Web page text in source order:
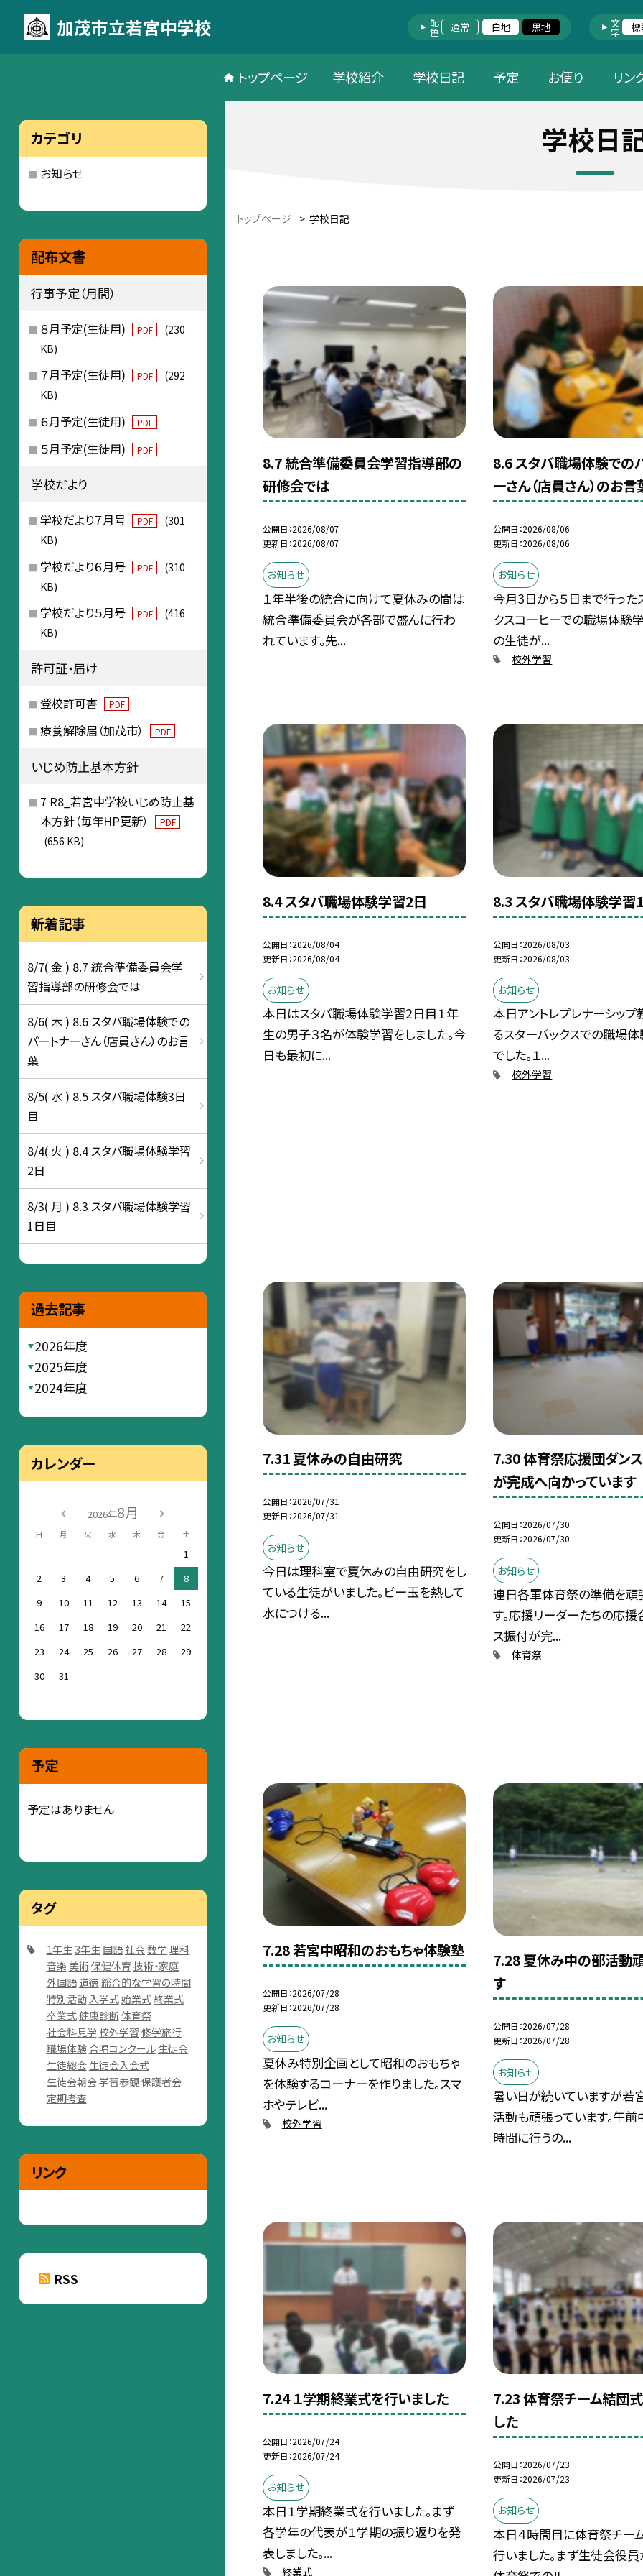
加茂市立若宮中学校 配色 通常 白地 黒地 文字
トップページ 学校紹介 学校日記 予定 お便り リン
学校日
トップページ > 学校日記
8.7 統合準備委員会学習指導部の
研修会では
公開日 2026/08/07
更新日 2026/08/07
お知らせ
１年半後の統合に向けて夏休みの間は
統合準備委員会が各部で盛んに行わ
れています。先...
8.6 スタバ職場体験での
ーさん（店員さん）のお言
公開日 2026/08/06
更新日 2026/08/06
お知らせ
今月3日から５日まで行った
クスコーヒーでの職場体験
の生徒が...
校外学習
8.4 スタバ職場体験学習2日
公開日 2026/08/04
更新日 2026/08/04
お知らせ
本日はスタバ職場体験学習2日目１年
生の男子３名が体験学習をしました。今
日も最初に...
8.3 スタバ職場体験学習
公開日 2026/08/03
更新日 2026/08/03
お知らせ
本日アントレプレナーシッ
るスターバックスでの職場
でした。１...
校外学習
7.31 夏休みの自由研究
公開日 2026/07/31
更新日 2026/07/31
お知らせ
今日は理科室で夏休みの自由研究をし
ている生徒がいました。ビー玉を熱して
水につける...
7.30 体育祭応援団ダン
が完成へ向かっています
公開日 2026/07/30
更新日 2026/07/30
お知らせ
連日各軍体育祭の準備を頑
す。応援リーダーたちの応
ス振付が完...
体育祭
7.28 若宮中昭和のおもちゃ体験塾
公開日 2026/07/28
更新日 2026/07/28
お知らせ
夏休み特別企画として昭和のおもちゃ
を体験するコーナーを作りました。スマ
ホやテレビ...
校外学習
7.28 夏休み中の部活動
す
公開日 2026/07/28
更新日 2026/07/28
お知らせ
暑い日が続いていますが若
活動も頑張っています。午
時間に行うの...
7.24 １学期終業式を行いました
公開日 2026/07/24
更新日 2026/07/24
お知らせ
本日１学期終業式を行いました。まず
各学年の代表が１学期の振り返りを発
表しました。...
終業式
7.23 体育祭チーム結団
した
公開日 2026/07/23
更新日 2026/07/23
お知らせ
本日４時間目に体育祭チー
行いました。まず生徒会役
カテゴリ
お知らせ
配布文書
行事予定（月間）
８月予定(生徒用) PDF
(230
KB)
７月予定(生徒用) PDF
(292
KB)
６月予定(生徒用) PDF
５月予定(生徒用) PDF
学校だより
学校だより７月号 PDF
(301
KB)
学校だより６月号 PDF
(310
KB)
学校だより５月号 PDF
(416
KB)
許可証・届け
登校許可書 PDF
療養解除届（加茂市） PDF
いじめ防止基本方針
7 R8_若宮中学校いじめ防止基
本方針（毎年HP更新）
PDF
(656 KB)
新着記事
8/7( 金 ) 8.7 統合準備委員会学
習指導部の研修会では
8/6( 木 ) 8.6 スタバ職場体験での
パートナーさん（店員さん）のお言
葉
8/5( 水 ) 8.5 スタバ職場体験3日
目
8/4( 火 ) 8.4 スタバ職場体験学習
2日
8/3( 月 ) 8.3 スタバ職場体験学習
1日目
過去記事
2026年度
2025年度
2024年度
カレンダー
2026年8月
日 月 火 水 木 金 土
1
2
3 4 5 6 7
8
9
10 11 12 13 14
15
16
17 18 19 20 21
22
23
24 25 26 27 28
29
30
31
予定
予定はありません
タグ
1年生 3年生 国語社会数学 理科
音楽 美術保健体育 技術・家庭
外国語 道徳 総合的な学習の時間
特別活動 入学式始業式終業式
卒業式健康診断体育祭
社会科見学 校外学習 修学旅行
職場体験合唱コンクール 生徒会
生徒総会 生徒会入会式
生徒会朝会学習参観保護者会
定期考査
リンク
RSS